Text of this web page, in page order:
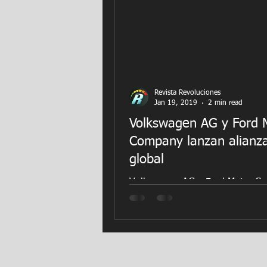
Volkswagen AG y Ford
Company lanzan
global
Volkswagen AG y Ford Motor
anunciaron hoy su primer
Revista Revoluciones
Jan 19, 2019
2 min read